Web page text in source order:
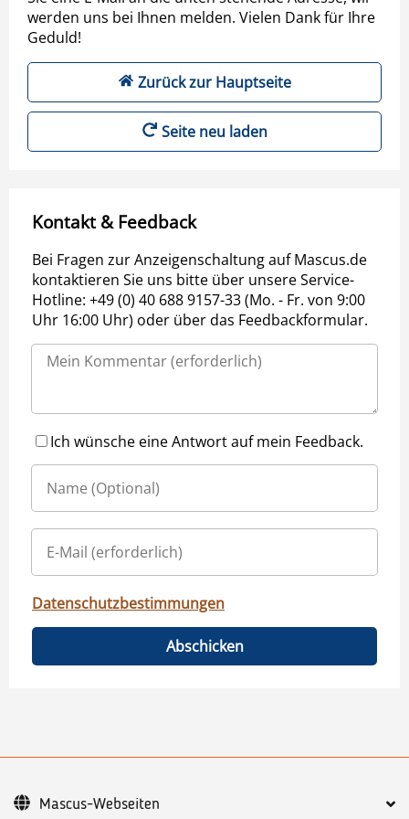
werden uns bei Ihnen melden. Vielen Dank für Ihre
Geduld!
Zurück zur Hauptseite
Seite neu laden
Kontakt & Feedback
Bei Fragen zur Anzeigenschaltung auf Mascus.de
kontaktieren Sie uns bitte über unsere Service-
Hotline: +49 (0) 40 688 9157-33 (Mo. - Fr. von 9:00
Uhr 16:00 Uhr) oder über das Feedbackformular.
Ich wünsche eine Antwort auf mein Feedback.
Datenschutzbestimmungen
Abschicken
Mascus-Webseiten